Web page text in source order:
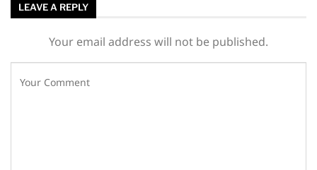
LEAVE A REPLY
Your email address will not be published.